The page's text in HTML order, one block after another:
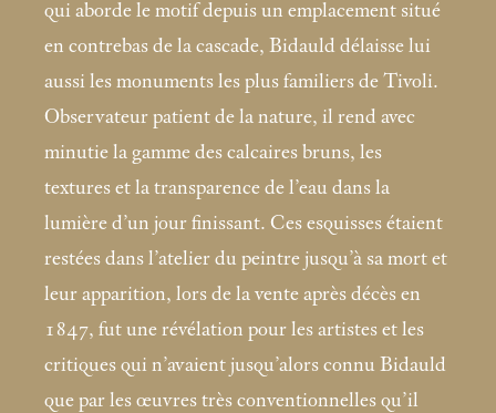
qui aborde le motif depuis un emplacement situé
en contrebas de la cascade, Bidauld délaisse lui
aussi les monuments les plus familiers de Tivoli.
Observateur patient de la nature, il rend avec
minutie la gamme des calcaires bruns, les
textures et la transparence de l’eau dans la
lumière d’un jour finissant. Ces esquisses étaient
restées dans l’atelier du peintre jusqu’à sa mort et
leur apparition, lors de la vente après décès en
1847, fut une révélation pour les artistes et les
critiques qui n’avaient jusqu’alors connu Bidauld
que par les œuvres très conventionnelles qu’il